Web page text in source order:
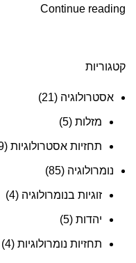
Continue reading
קטגוריות
אסטרולוגיה (21)
מזלות (5)
תחזיות אסטרולוגיות (9)
נומרולוגיה (85)
זוגיות בנומרולוגיה (4)
יהדות (5)
תחזיות נומרולוגיות (4)